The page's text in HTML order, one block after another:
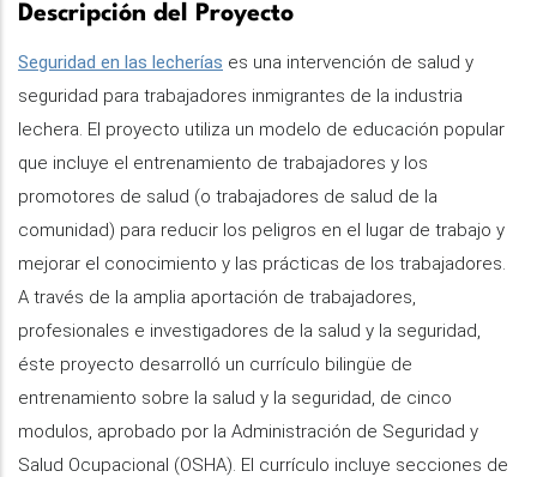
Descripción del Proyecto
Seguridad en las lecherías es una intervención de salud y
seguridad para trabajadores inmigrantes de la industria
lechera. El proyecto utiliza un modelo de educación popular
que incluye el entrenamiento de trabajadores y los
promotores de salud (o trabajadores de salud de la
comunidad) para reducir los peligros en el lugar de trabajo y
mejorar el conocimiento y las prácticas de los trabajadores.
A través de la amplia aportación de trabajadores,
profesionales e investigadores de la salud y la seguridad,
éste proyecto desarrolló un currículo bilingüe de
entrenamiento sobre la salud y la seguridad, de cinco
modulos, aprobado por la Administración de Seguridad y
Salud Ocupacional (OSHA). El currículo incluye secciones de